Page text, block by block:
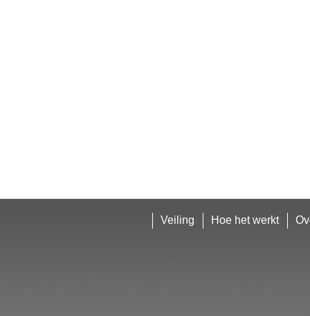
Veiling Hoe het werkt